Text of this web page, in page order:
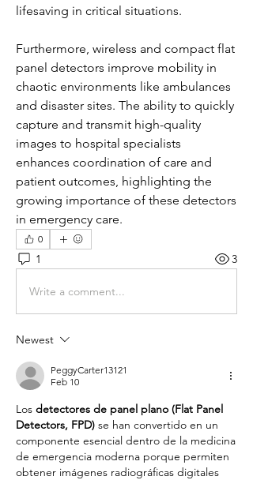
lifesaving in critical situations.
Furthermore, wireless and compact flat
panel detectors improve mobility in
chaotic environments like ambulances
and disaster sites. The ability to quickly
capture and transmit high-quality
images to hospital specialists
enhances coordination of care and
patient outcomes, highlighting the
growing importance of these detectors
in emergency care.
0
1 3
Write a comment...
Newest
PeggyCarter13121
Feb 10
Los detectores de panel plano (Flat Panel
Detectors, FPD) se han convertido en un
componente esencial dentro de la medicina
de emergencia moderna porque permiten
obtener imágenes radiográficas digitales